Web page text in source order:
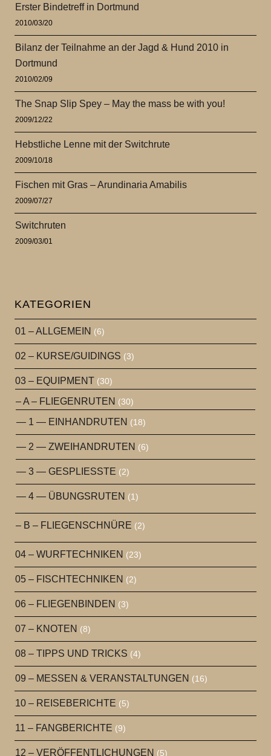
Erster Bindetreff in Dortmund
2010/03/20
Bilanz der Teilnahme an der Jagd & Hund 2010 in
Dortmund
2010/02/09
The Snap Slip Spey – May the mass be with you!
2009/12/22
Hebstliche Lenne mit der Switchrute
2009/10/18
Fischen mit Gras – Arundinaria Amabilis
2009/07/27
Switchruten
2009/03/01
KATEGORIEN
01 – ALLGEMEIN (6)
02 – KURSE/GUIDINGS (3)
03 – EQUIPMENT (30)
– A – FLIEGENRUTEN (30)
— 1 — EINHANDRUTEN (18)
— 2 — ZWEIHANDRUTEN (6)
— 3 — GESPLIESSTE (2)
— 4 — ÜBUNGSRUTEN (1)
– B – FLIEGENSCHNÜRE (2)
04 – WURFTECHNIKEN (23)
05 – FISCHTECHNIKEN (2)
06 – FLIEGENBINDEN (3)
07 – KNOTEN (8)
08 – TIPPS UND TRICKS (4)
09 – MESSEN & VERANSTALTUNGEN (16)
10 – REISEBERICHTE (5)
11 – FANGBERICHTE (9)
12 – VERÖFFENTLICHUNGEN (5)